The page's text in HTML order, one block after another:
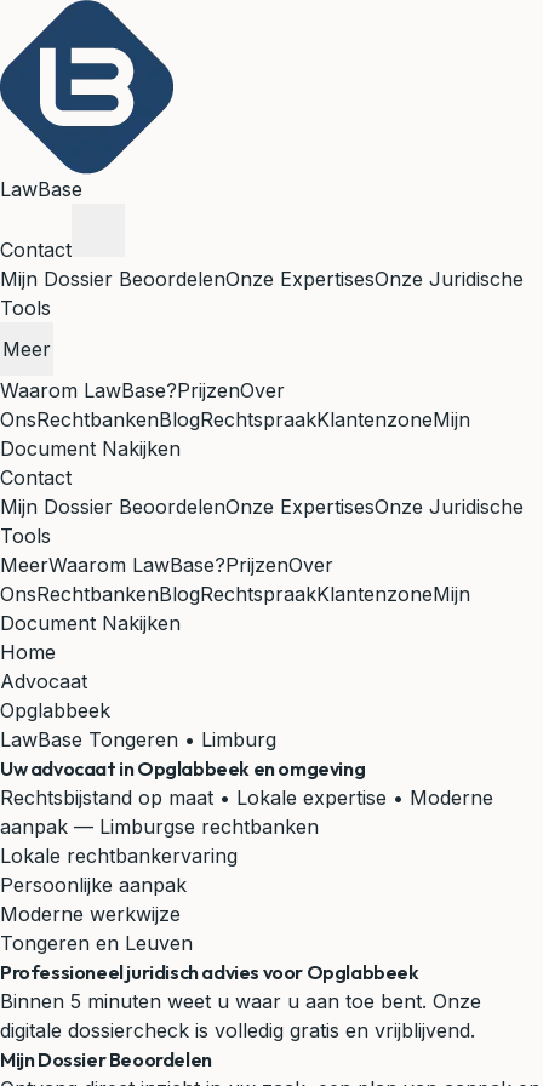
LawBase
Contact
Mijn Dossier BeoordelenOnze ExpertisesOnze Juridische
Tools
Meer
Waarom LawBase?PrijzenOver
OnsRechtbankenBlogRechtspraakKlantenzoneMijn
Document Nakijken
Contact
Mijn Dossier BeoordelenOnze ExpertisesOnze Juridische
Tools
MeerWaarom LawBase?PrijzenOver
OnsRechtbankenBlogRechtspraakKlantenzoneMijn
Document Nakijken
Home
Advocaat
Opglabbeek
LawBase Tongeren • Limburg
Uw advocaat inOpglabbeek en omgeving
Rechtsbijstand op maat • Lokale expertise • Moderne
aanpak — Limburgse rechtbanken
Lokale rechtbankervaring
Persoonlijke aanpak
Moderne werkwijze
Tongeren en Leuven
Professioneel juridisch advies voor Opglabbeek
Binnen 5 minuten weet u waar u aan toe bent. Onze
digitale dossiercheck is volledig gratis en vrijblijvend.
Mijn Dossier Beoordelen